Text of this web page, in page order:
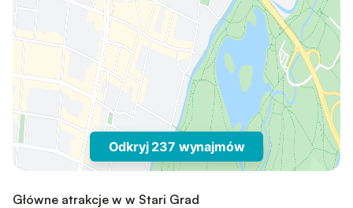
Odkryj 237 wynajmów
Główne atrakcje w w Stari Grad